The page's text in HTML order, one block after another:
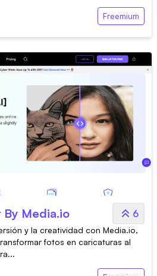
Freemium
Media.io 6
y la creatividad con Media.io,
fotos en caricaturas al